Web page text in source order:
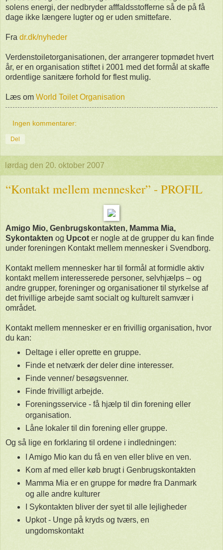
solens energi, der nedbryder afffaldsstofferne så de på få
dage ikke længere lugter og er uden smittefare.
Fra dr.dk/nyheder
Verdenstoiletorganisationen, der arrangerer topmødet hvert
år, er en organisation stiftet i 2001 med det formål at skaffe
ordentlige sanitære forhold for flest mulig.
Læs om World Toilet Organisation
Ingen kommentarer:
Del
lørdag den 20. oktober 2007
“Kontakt mellem mennesker” - PROFIL
Amigo Mio, Genbrugskontakten, Mamma Mia,
Sykontakten og Upcot er nogle at de grupper du kan finde
under foreningen Kontakt mellem mennesker i Svendborg.
Kontakt mellem mennesker har til formål at formidle aktiv
kontakt mellem interesserede personer, selvhjælps – og
andre grupper, foreninger og organisationer til styrkelse af
det frivillige arbejde samt socialt og kulturelt samvær i
området.
Kontakt mellem mennesker er en frivillig organisation, hvor
du kan:
Deltage i eller oprette en gruppe.
Finde et netværk der deler dine interesser.
Finde venner/ besøgsvenner.
Finde frivilligt arbejde.
Foreningsservice - få hjælp til din forening eller
organisation.
Låne lokaler til din forening eller gruppe.
Og så lige en forklaring til ordene i indledningen:
I Amigo Mio kan du få en ven eller blive en ven.
Kom af med eller køb brugt i Genbrugskontakten
Mamma Mia er en gruppe for mødre fra Danmark
og alle andre kulturer
I Sykontakten bliver der syet til alle lejligheder
Upkot - Unge på kryds og tværs, en
ungdomskontakt